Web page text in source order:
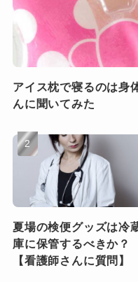
アイス枕で寝るのは身
んに聞いてみた
夏場の検便グッズは冷
庫に保管するべきか？
【看護師さんに質問】